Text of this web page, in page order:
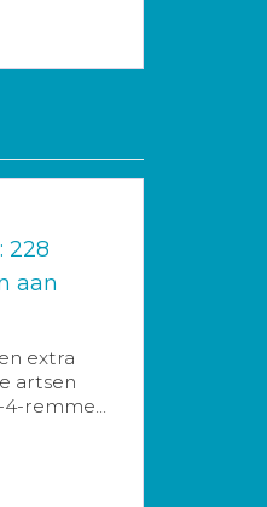
228
aan
extra
artsen
remme...